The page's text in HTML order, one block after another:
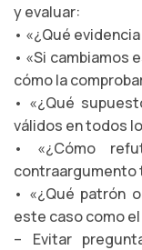
y evaluar:
• «¿Qué
• «Si cambiamos
cómo la
• «¿Qué
válidos en todos
• «¿Cómo
contraargumento
• «¿Qué patrón
este caso como
– Evitar